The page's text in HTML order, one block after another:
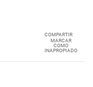
COMPARTIR
MARCAR
COMO
INAPROPIADO